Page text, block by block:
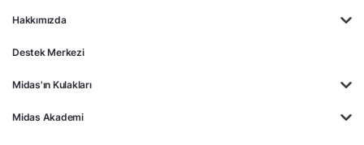
Hakkımızda
Destek Merkezi
Midas'ın Kulakları
Midas Akademi